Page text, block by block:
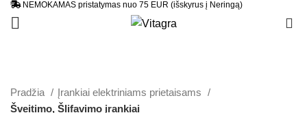
NEMOKAMAS pristatymas nuo 75 EUR (išskyrus į Neringą)
Pradžia
Įrankiai elektriniams prietaisams
Šveitimo, Šlifavimo įrankiai